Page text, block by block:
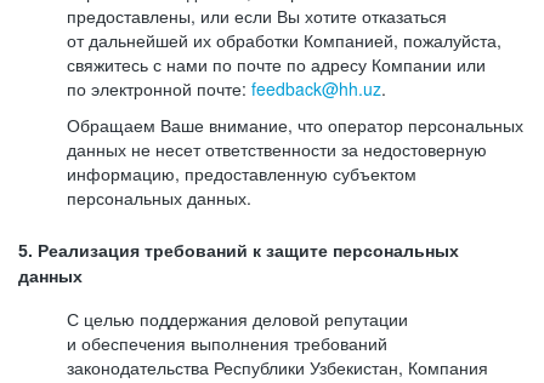
предоставлены, или если Вы хотите отказаться
от дальнейшей их обработки Компанией, пожалуйста,
свяжитесь с нами по почте по адресу Компании или
по электронной почте: feedback@hh.uz.
Обращаем Ваше внимание, что оператор персональных
данных не несет ответственности за недостоверную
информацию, предоставленную субъектом
персональных данных.
5. Реализация требований к защите персональных
данных
С целью поддержания деловой репутации
и обеспечения выполнения требований
законодательства Республики Узбекистан, Компания